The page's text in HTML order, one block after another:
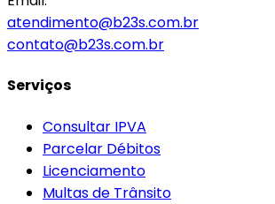
atendimento@b23s.com.br
contato@b23s.com.br
Serviços
Consultar IPVA
Parcelar Débitos
Licenciamento
Multas de Trânsito